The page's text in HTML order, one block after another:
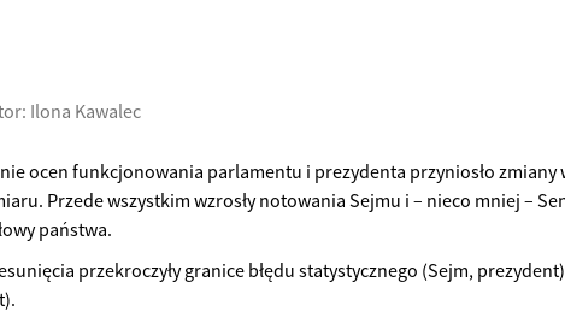
Ilona Kawalec
ocen funkcjonowania parlamentu i prezydenta przyniosło zmiany
Przede wszystkim wzrosły notowania Sejmu i – nieco mniej –
państwa.
przekroczyły granice błędu statystycznego (Sejm,